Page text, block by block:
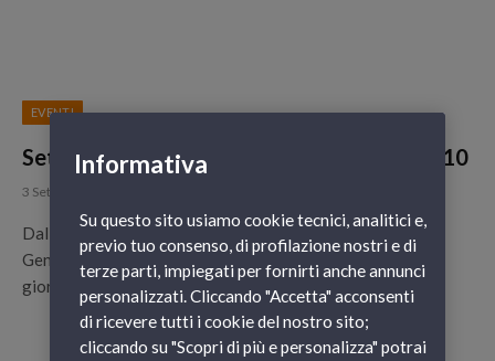
EVENTI
Settembre a Genova per l'Oktoberfest 2010
3 Settembre 2010
Dal 16 al 26 Settembre 2010 in Piazza della Vittoria a
Genova si festeggia il tanto atteso Oktoberfest, con 11
giorni di Prosit!!!
Informativa
Su questo sito usiamo cookie tecnici, analitici e,
previo tuo consenso, di profilazione nostri e di
terze parti, impiegati per fornirti anche annunci
personalizzati. Cliccando "Accetta" acconsenti
di ricevere tutti i cookie del nostro sito;
cliccando su "Scopri di più e personalizza" potrai